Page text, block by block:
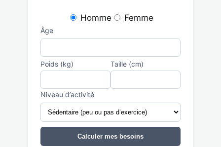
Homme Femme
Âge
Poids (kg) Taille (cm)
Niveau d’activité
Calculer mes besoins